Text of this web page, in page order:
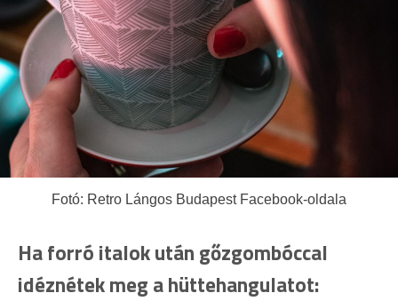
Fotó: Retro Lángos Budapest Facebook-oldala
Ha forró italok után gőzgombóccal
idéznétek meg a hüttehangulatot: